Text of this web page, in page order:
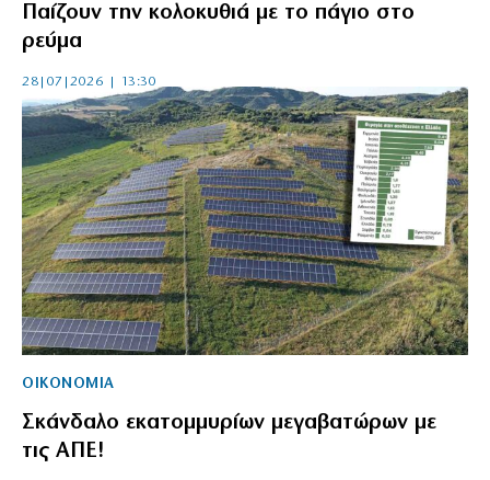
Παίζουν την κολοκυθιά με το πάγιο στο
ρεύμα
28|07|2026 | 13:30
ΟΙΚΟΝΟΜΙΑ
Σκάνδαλο εκατομμυρίων μεγαβατώρων με
τις ΑΠΕ!